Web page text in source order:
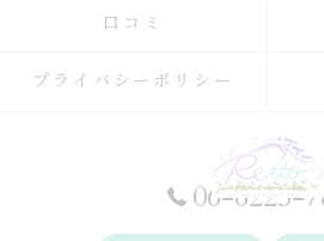
06-6225-
口コミ
プライバシーポリシー